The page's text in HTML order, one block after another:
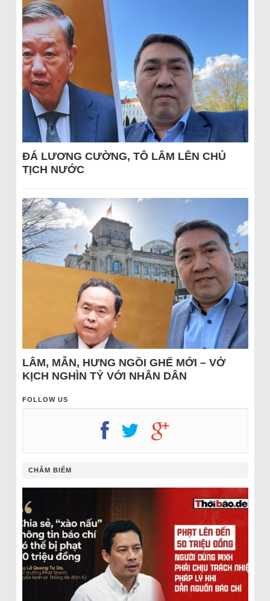
ĐÁ LƯƠNG CƯỜNG, TÔ LÂM LÊN CHỦ
TỊCH NƯỚC
LÂM, MẪN, HƯNG NGỒI GHẾ MỚI – VỞ
KỊCH NGHÌN TỶ VỚI NHÂN DÂN
FOLLOW US
CHÂM BIẾM